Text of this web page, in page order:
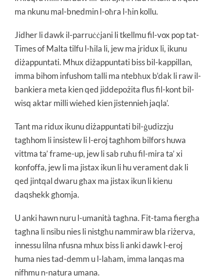
ma nkunu mal-bnedmin l-oħra l-ħin kollu.
Jidher li dawk il-parruċċjani li tkellmu fil-vox pop tat-
Times of Malta tilfu l-ħila li, jew ma jridux li, ikunu
diżappuntati. Mhux diżappuntati biss bil-kappillan,
imma bihom infushom talli ma ntebħux b’dak li raw il-
bankiera meta kien qed jiddepożita flus fil-kont bil-
wisq aktar milli wieħed kien jistennieh jaqla’.
Tant ma ridux ikunu diżappuntati bil-ġudizzju
tagħhom li insistew li l-eroj tagħhom bilfors huwa
vittma ta’ frame-up, jew li sab ruħu fil-mira ta’ xi
konfoffa, jew li ma jistax ikun li hu verament dak li
qed jintqal dwaru għax ma jistax ikun li kienu
daqshekk għomja.
U anki hawn nuru l-umanità tagħna. Fit-tama fiergħa
tagħna li nsibu nies li nistgħu nammiraw bla riżerva,
innessu lilna nfusna mhux biss li anki dawk l-eroj
huma nies tad-demm u l-laħam, imma lanqas ma
nifhmu n-natura umana.